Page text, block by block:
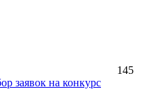
145
заявок на конкурс